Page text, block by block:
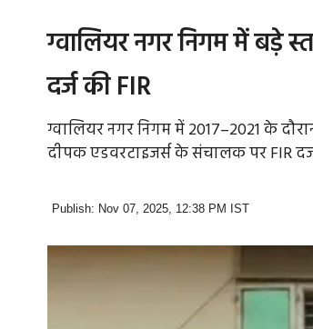
ग्वालियर नगर निगम में बड़े
दर्ज की FIR
ग्वालियर नगर निगम में 2017–2021 के
दीपक एडवरटाइजर्स के संचालक पर FIR
Publish: Nov 07, 2025, 12:38 PM IST